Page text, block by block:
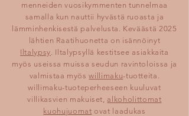
menneiden vuosikymmenten tunnelmaa
samalla kun nauttii hyvästä ruoasta ja
lämminhenkisestä palvelusta. Keväästä 2025
lähtien Raatihuonetta on isännöinyt
Iltalypsy. Iltalypsyllä kestitsee asiakkaita
myös useissa muissa seudun ravintoloissa ja
valmistaa myöswillimaku-tuotteita.
willimaku-tuoteperheeseen kuuluvat
villikasvien makuiset, alkoholittomat
kuohujuomat ovat laadukas